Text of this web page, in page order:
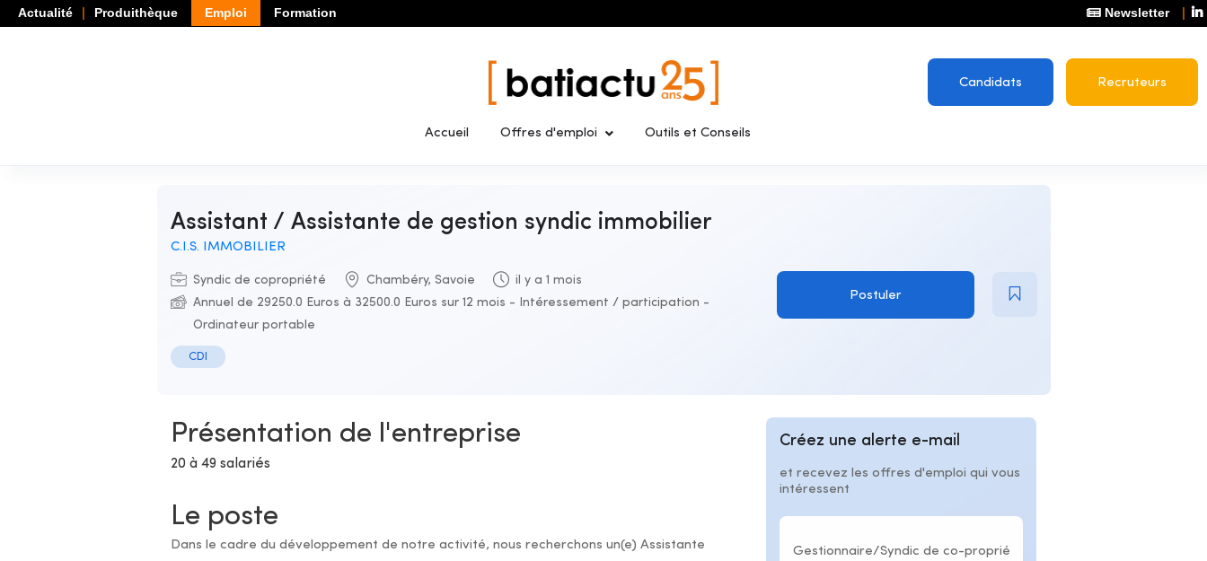
Actualité Produithèque Emploi Formation Newsletter
Candidats Recruteurs
Accueil Offres d'emploi Outils et Conseils
Assistant / Assistante de gestion syndic immobilier
C.I.S. IMMOBILIER
Syndic de copropriété Chambéry, Savoie
il y a 1 mois
Annuel de 29250.0 Euros à 32500.0 Euros sur 12 mois - Intéressement / participation -
Ordinateur portable
CDI
Postuler
Présentation de l'entreprise
20 à 49 salariés
Le poste
Dans le cadre du développement de notre activité, nous recherchons un(e) Assistante
Créez une alerte e-mail
et recevez les offres d'emploi qui vous
intéressent